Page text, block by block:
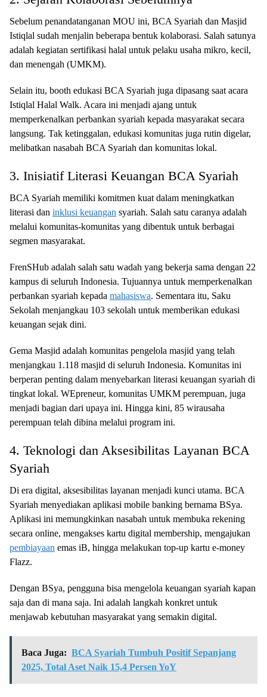
Sebelum penandatanganan MOU ini, BCA Syariah dan Masjid
Istiqlal sudah menjalin beberapa bentuk kolaborasi. Salah satunya
adalah kegiatan sertifikasi halal untuk pelaku usaha mikro, kecil,
dan menengah (UMKM).
Selain itu, booth edukasi BCA Syariah juga dipasang saat acara
Istiqlal Halal Walk. Acara ini menjadi ajang untuk
memperkenalkan perbankan syariah kepada masyarakat secara
langsung. Tak ketinggalan, edukasi komunitas juga rutin digelar,
melibatkan nasabah BCA Syariah dan komunitas lokal.
3. Inisiatif Literasi Keuangan BCA Syariah
BCA Syariah memiliki komitmen kuat dalam meningkatkan
literasi dan inklusi keuangan syariah. Salah satu caranya adalah
melalui komunitas-komunitas yang dibentuk untuk berbagai
segmen masyarakat.
FrenSHub adalah salah satu wadah yang bekerja sama dengan 22
kampus di seluruh Indonesia. Tujuannya untuk memperkenalkan
perbankan syariah kepada mahasiswa. Sementara itu, Saku
Sekolah menjangkau 103 sekolah untuk memberikan edukasi
keuangan sejak dini.
Gema Masjid adalah komunitas pengelola masjid yang telah
menjangkau 1.118 masjid di seluruh Indonesia. Komunitas ini
berperan penting dalam menyebarkan literasi keuangan syariah di
tingkat lokal. WEpreneur, komunitas UMKM perempuan, juga
menjadi bagian dari upaya ini. Hingga kini, 85 wirausaha
perempuan telah dibina melalui program ini.
4. Teknologi dan Aksesibilitas Layanan BCA
Syariah
Di era digital, aksesibilitas layanan menjadi kunci utama. BCA
Syariah menyediakan aplikasi mobile banking bernama BSya.
Aplikasi ini memungkinkan nasabah untuk membuka rekening
secara online, mengakses kartu digital membership, mengajukan
pembiayaan emas iB, hingga melakukan top-up kartu e-money
Flazz.
Dengan BSya, pengguna bisa mengelola keuangan syariah kapan
saja dan di mana saja. Ini adalah langkah konkret untuk
menjawab kebutuhan masyarakat yang semakin digital.
Baca Juga: BCA Syariah Tumbuh Positif Sepanjang
2025, Total Aset Naik 15,4 Persen YoY